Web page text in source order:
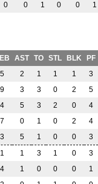
0 0 1 0 0
1
AST TO STL BLK
PF
5 2 1 1 1
3
9 3 3 0 2
5
4 5 3 2 0
4
7 0 1 0 2
4
3 5 1 0 0
3
1 1 3 1 0
3
4 1 0 0 0
1